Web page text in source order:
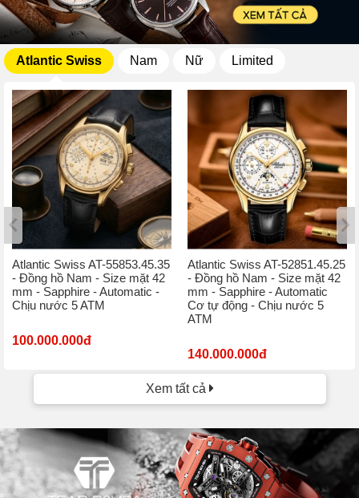
Atlantic Swiss Nam Nữ Limited
Atlantic Swiss AT-55853.45.35
- Đồng hồ Nam - Size mặt 42
mm - Sapphire - Automatic -
Chịu nước 5 ATM
100.000.000đ
Atlantic Swiss AT-52851.45.25
- Đồng hồ Nam - Size mặt 42
mm - Sapphire - Automatic
Cơ tự động - Chịu nước 5
ATM
140.000.000đ
Xem tất cả